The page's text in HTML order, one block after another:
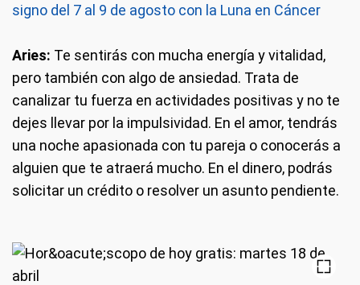
signo del 7 al 9 de agosto con la Luna en Cáncer
Aries: Te sentirás con mucha energía y vitalidad,
pero también con algo de ansiedad. Trata de
canalizar tu fuerza en actividades positivas y no te
dejes llevar por la impulsividad. En el amor, tendrás
una noche apasionada con tu pareja o conocerás a
alguien que te atraerá mucho. En el dinero, podrás
solicitar un crédito o resolver un asunto pendiente.